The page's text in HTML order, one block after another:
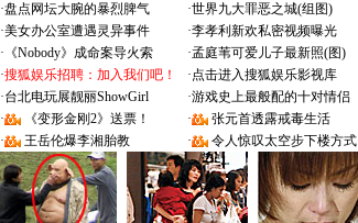
·盘点网坛大腕的暴烈脾气 ·世界九大罪恶之城(组图)
·美女办公室遭遇灵异事件 ·李孝利新欢私密视频曝光
· 《Nobody》成命案导火索 ·孟庭苇可爱儿子最新照(图)
·搜狐娱乐招聘：加入我们吧！ ·点击进入搜狐娱乐影视库
·台北电玩展靓丽ShowGirl ·游戏史上最般配的十对情侣
·
《变形金刚2》送票！ ·
张元首透露戒毒生活
·
王岳伦爆李湘胎教 · 令人惊叹太空步下楼方式